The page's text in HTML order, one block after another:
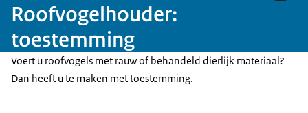
Roofvogelhouder:
toestemming
Voert u roofvogels met rauw of behandeld dierlijk materiaal?
Dan heeft u te maken met toestemming.